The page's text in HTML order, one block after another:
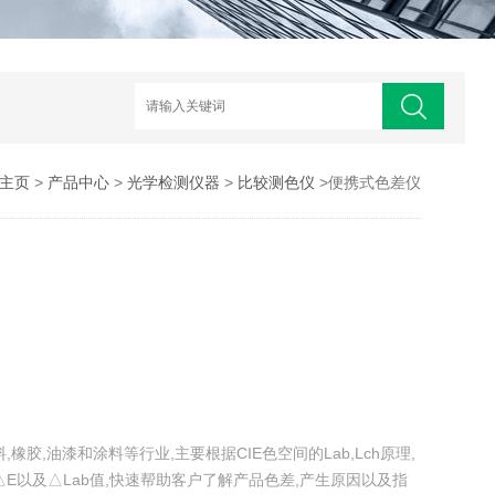
主页> 产品中心> 光学检测仪器 > 比较测色仪 >便携式色差仪
橡胶,油漆和涂料等行业,主要根据CIE色空间的Lab,Lch原理,
以及△Lab值,快速帮助客户了解产品色差,产生原因以及指